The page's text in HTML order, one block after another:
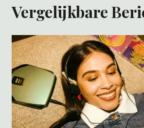
Vergelijkbare